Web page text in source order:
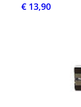
€ 13,90